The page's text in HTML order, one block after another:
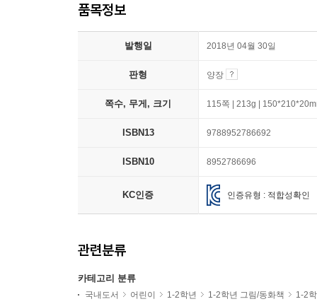
품목정보
발행일 2018년 04월 30일
판형 양장
쪽수, 무게, 크기 115쪽 | 213g |
ISBN13 9788952786692
ISBN10 8952786696
KC인증 인증유형 : 적합성확인
관련분류
카테고리 분류
국내도서 어린이 1-2학년 1-2학년 그림/동화책
1-2